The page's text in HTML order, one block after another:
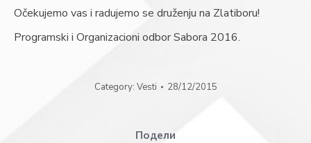
Očekujemo vas i radujemo se druženju na Zlatiboru!
Programski i Organizacioni odbor Sabora 2016.
Category: Vesti 28/12/2015
Подели